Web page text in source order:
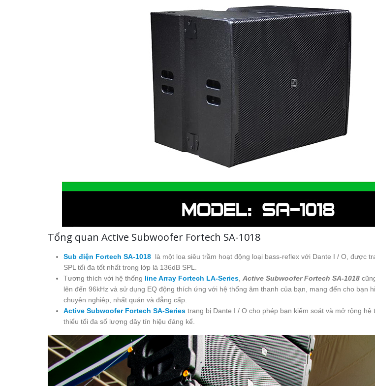
Tổng quan Active Subwoofer Fortech SA-1018
Sub điện Fortech SA-1018 là một loa siêu trầm hoạt động loại bass-reflex với Dante I / O, được
SPL tối đa tốt nhất trong lớp là 136dB SPL.
Tương thích với hệ thống line Array Fortech LA-Series Active Subwoofer Fortech SA-1018
lên đến 96kHz và sử dụng EQ động thích ứng với hệ thống âm thanh của bạn, mang đến cho bạn
chuyên nghiệp, nhất quán và đẳng cấp.
Active Subwoofer Fortech SA-Series trang bị Dante I / O cho phép bạn kiểm soát và mở rộng hệ
thiểu tối đa số lượng dây tín hiệu đáng kể.